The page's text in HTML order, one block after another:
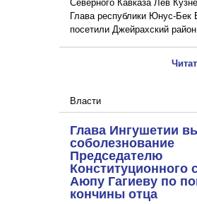
Северного Кавказа Лев
Глава республики Юнус-Бек
посетили Джейрахский
Власти
Глава Ингушетии
соболезнование
Председателю
Конституционного
Аюпу Гагиеву по
кончины отца